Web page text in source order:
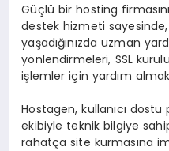
Güçlü bir hosting
destek hizmeti
yaşadığınızda uzman
yönlendirmeleri, SSL
işlemler için yardım
Hostagen, kullanıcı
ekibiyle teknik bilgiye
rahatça site kurmasına